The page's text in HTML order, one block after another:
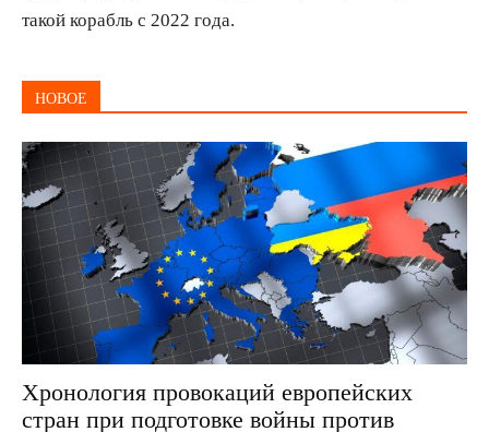
такой корабль с 2022 года.
НОВОЕ
Хронология провокаций европейских
стран при подготовке войны против